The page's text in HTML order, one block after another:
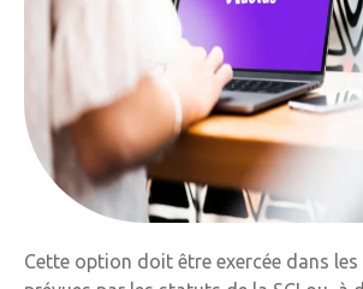
Cette option doit être exercée dans